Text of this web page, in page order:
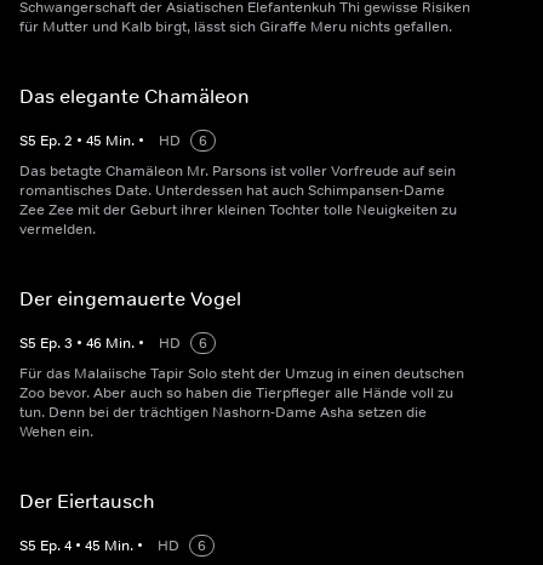
Schwangerschaft der Asiatischen Elefantenkuh Thi gewisse Risiken
für Mutter und Kalb birgt, lässt sich Giraffe Meru nichts gefallen.
Das elegante Chamäleon
S5 Ep.2 • 45 Min. • HD
6
Das betagte Chamäleon Mr. Parsons ist voller Vorfreude auf sein
romantisches Date. Unterdessen hat auch Schimpansen-Dame
Zee Zee mit der Geburt ihrer kleinen Tochter tolle Neuigkeiten zu
vermelden.
Der eingemauerte Vogel
S5 Ep.3 • 46 Min. • HD
6
Für das Malaiische Tapir Solo steht der Umzug in einen deutschen
Zoo bevor. Aber auch so haben die Tierpfleger alle Hände voll zu
tun. Denn bei der trächtigen Nashorn-Dame Asha setzen die
Wehen ein.
Der Eiertausch
S5 Ep.4 • 45 Min. • HD
6